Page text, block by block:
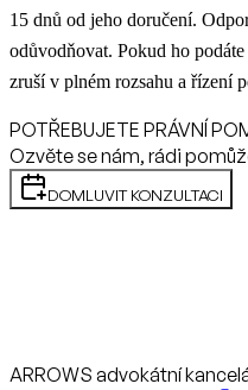
15 dnů od jeho doručení.
odůvodňovat. Pokud ho
zruší v plném rozsahu a řízení
POTŘEBUJETE PRÁVNÍ
Ozvěte se nám, rádi
DOMLUVIT KONZULTACI
ARROWS advokátní